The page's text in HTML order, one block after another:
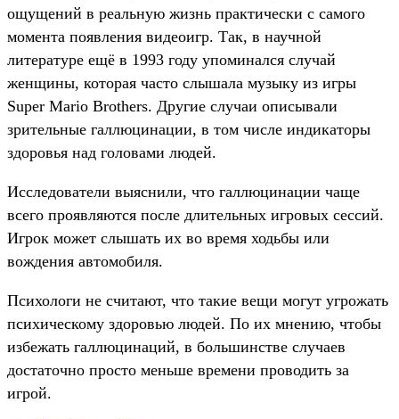
ощущений в реальную жизнь практически с самого
момента появления видеоигр. Так, в научной
литературе ещё в 1993 году упоминался случай
женщины, которая часто слышала музыку из игры
Super Mario Brothers. Другие случаи описывали
зрительные галлюцинации, в том числе индикаторы
здоровья над головами людей.
Исследователи выяснили, что галлюцинации чаще
всего проявляются после длительных игровых сессий.
Игрок может слышать их во время ходьбы или
вождения автомобиля.
Психологи не считают, что такие вещи могут угрожать
психическому здоровью людей. По их мнению, чтобы
избежать галлюцинаций, в большинстве случаев
достаточно просто меньше времени проводить за
игрой.